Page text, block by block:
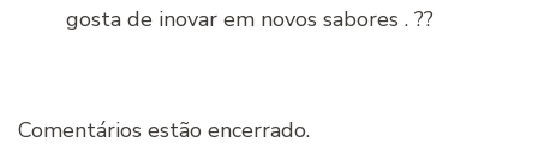
gosta de inovar em novos sabores . ??
Comentários estão encerrado.